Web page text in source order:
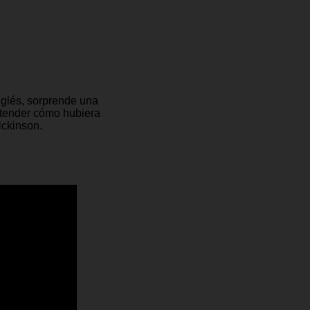
sorprende una
cómo hubiera